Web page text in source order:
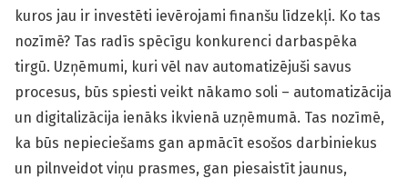
kuros jau ir investēti ievērojami finanšu līdzekļi. Ko tas
nozīmē? Tas radīs spēcīgu konkurenci darbaspēka
tirgū. Uzņēmumi, kuri vēl nav automatizējuši savus
procesus, būs spiesti veikt nākamo soli – automatizācija
un digitalizācija ienāks ikvienā uzņēmumā. Tas nozīmē,
ka būs nepieciešams gan apmācīt esošos darbiniekus
un pilnveidot viņu prasmes, gan piesaistīt jaunus,